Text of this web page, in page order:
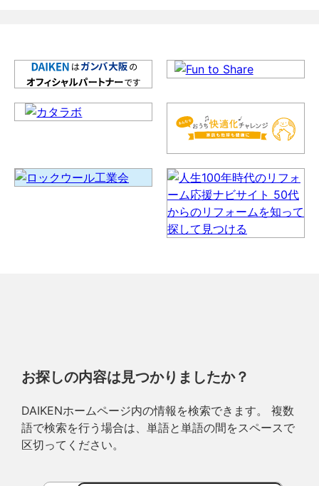
お探しの内容は見つかりましたか？
DAIKENホームページ内の情報を検索できます。 複数
語で検索を行う場合は、単語と単語の間をスペースで
区切ってください。